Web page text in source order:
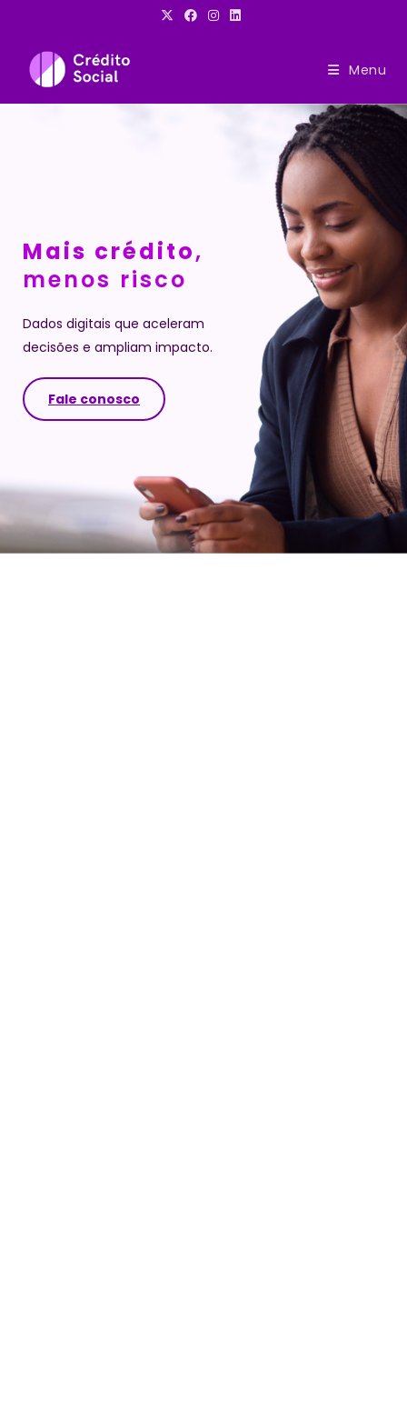
conteúdo
Menu
Mais crédito,
menos risco
Dados digitais que aceleram
decisões e ampliam impacto.
Fale conosco